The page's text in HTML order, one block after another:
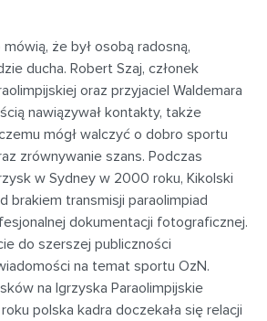
że był osobą radosną,
ducha. Robert Szaj, członek
oraz przyjaciel Waldemara
nawiązywał kontakty, także
mógł walczyć o dobro sportu
zrównywanie szans. Podczas
w Sydney w 2000 roku, Kikolski
brakiem transmisji paraolimpiad
dokumentacji fotograficznej.
do szerszej publiczności
na temat sportu OzN.
na Igrzyska Paraolimpijskie
polska kadra doczekała się relacji